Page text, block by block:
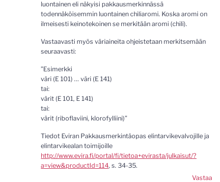
luontainen eli näkyisi pakkausmerkinnässä
todennäköisemmin luontainen chiliaromi. Koska aromi on
ilmeisesti keinotekoinen se merkitään aromi (chili).
Vastaavasti myös väriaineita ohjeistetaan merkitsemään
seuraavasti:
”Esimerkki
väri (E 101) … väri (E 141)
tai:
värit (E 101, E 141)
tai:
värit (riboflaviini, klorofylliini)”
Tiedot Eviran Pakkausmerkintäopas elintarvikevalvojille ja
elintarvikealan toimijoille
http://www.evira.fi/portal/fi/tietoa+evirasta/julkaisut/?
a=view&productId=114, s. 34-35.
Vastaa